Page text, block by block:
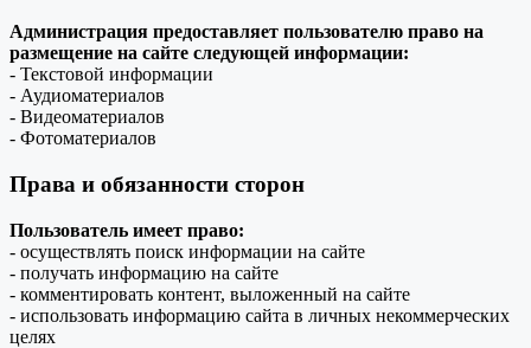
Администрация предоставляет пользователю право на
размещение на сайте следующей информации:
- Текстовой информации
- Аудиоматериалов
- Видеоматериалов
- Фотоматериалов
Права и обязанности сторон
Пользователь имеет право:
- осуществлять поиск информации на сайте
- получать информацию на сайте
- комментировать контент, выложенный на сайте
- использовать информацию сайта в личных некоммерческих
целях